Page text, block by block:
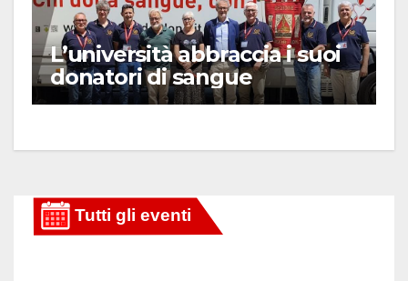
L’università abbraccia i suoi
donatori di sangue